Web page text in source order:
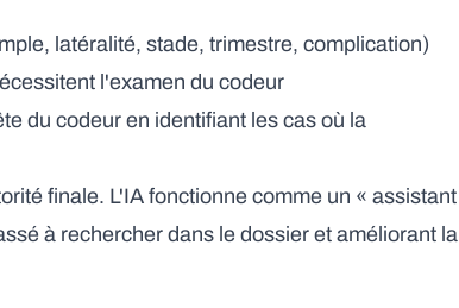
latéralité, stade, trimestre, complication)
l'examen du codeur
du codeur en identifiant les cas où la
finale. L'IA fonctionne comme un « assistant
à rechercher dans le dossier et améliorant la